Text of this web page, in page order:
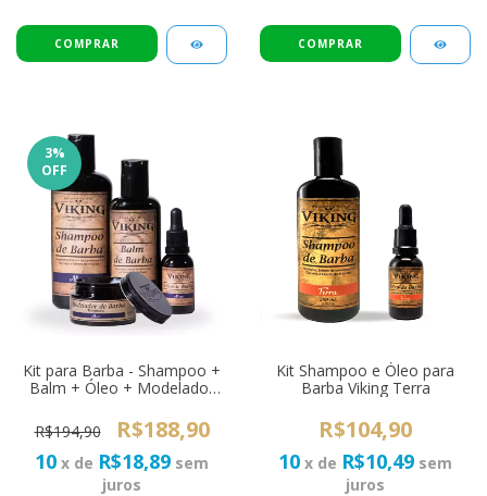
3%
OFF
Kit para Barba - Shampoo +
Balm + Óleo + Modelador
R$194,90
R$188,90
10 x de R$18,89 sem
juros
Kit Shampoo e Óleo para
Barba Viking Terra
R$104,90
10 x de R$10,49 sem
juros